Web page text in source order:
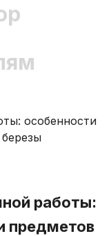
работы:
предметов